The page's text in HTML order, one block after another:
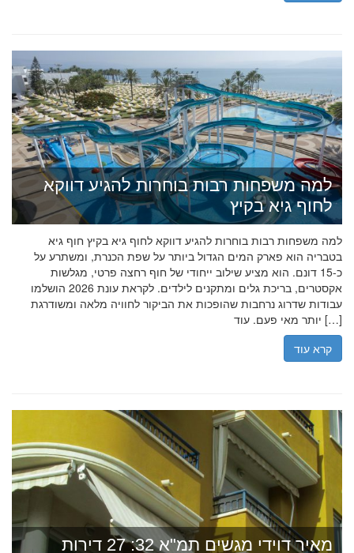
למה משפחות רבות בוחרות להגיע דווקא
לחוף גיא בקיץ
למה משפחות רבות בוחרות להגיע דווקא לחוף גיא בקיץ חוף גיא
בטבריה הוא פארק המים הגדול ביותר על שפת הכנרת, ומשתרע על
כ-15 דונם. הוא מציע שילוב ייחודי של חוף רחצה פרטי, מגלשות
אקסטרים, בריכת גלים ומתקנים לילדים. לקראת עונת 2026 הושלמו
עבודות שדרוג נרחבות שהופכות את הביקור לחוויה מלאה ומשודרגת
יותר מאי פעם. עוד […]
קרא עוד
מאיר דוידי מגשים תמ"א 32: 27 דירות